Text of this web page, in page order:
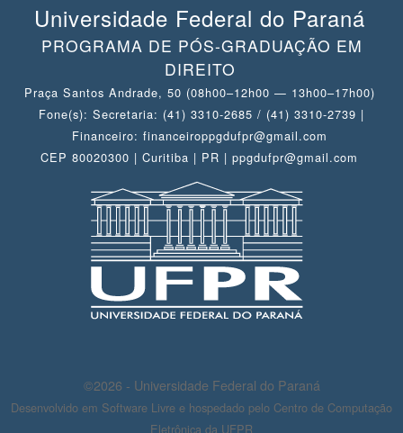
Universidade Federal do Paraná
PROGRAMA DE PÓS-GRADUAÇÃO EM
DIREITO
Praça Santos Andrade, 50 (08h00–12h00 — 13h00–17h00)
Fone(s): Secretaria: (41) 3310-2685 / (41) 3310-2739 |
Financeiro: financeiroppgdufpr@gmail.com
CEP 80020300 | Curitiba | PR | ppgdufpr@gmail.com
©2026 - Universidade Federal do Paraná
Desenvolvido em Software Livre e hospedado pelo Centro de Computação
Eletrônica da UFPR